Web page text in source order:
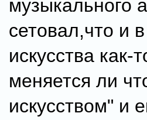
музыкального
сетовал,что и
искусства
меняется ли
искусством" и